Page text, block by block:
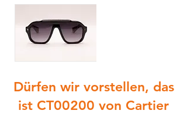
Dürfen wir vorstellen, das
ist CT00200 von Cartier